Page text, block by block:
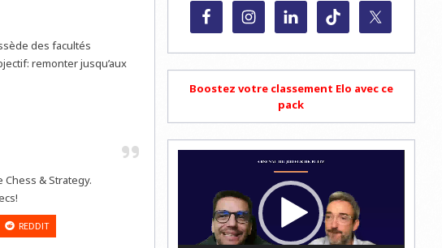
des facultés
remonter jusqu’aux
& Strategy.
REDDIT
Boostez votre classement Elo avec ce
pack